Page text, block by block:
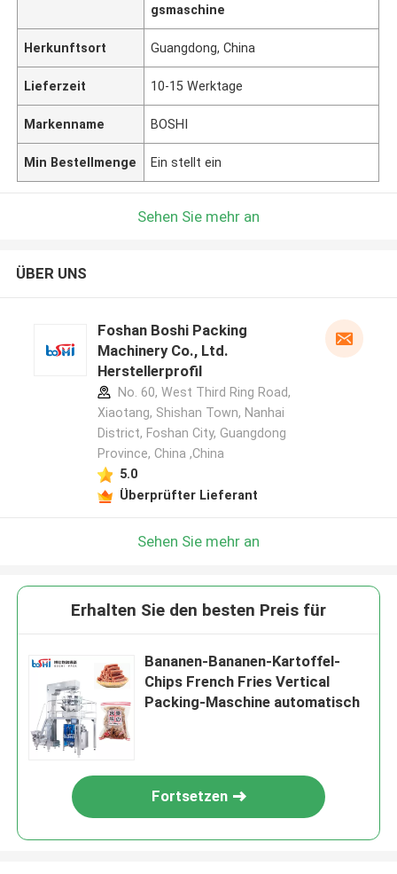
gsmaschine
Herkunftsort Guangdong, China
Lieferzeit 10-15 Werktage
Markenname BOSHI
Min Bestellmenge Ein stellt ein
Sehen Sie mehr an
ÜBER UNS
Foshan Boshi Packing
Machinery Co., Ltd.
Herstellerprofil
No. 60, West Third Ring Road,
Xiaotang, Shishan Town, Nanhai
District, Foshan City, Guangdong
Province, China ,China
5.0
Überprüfter Lieferant
Sehen Sie mehr an
Erhalten Sie den besten Preis für
Bananen-Bananen-Kartoffel-
Chips French Fries Vertical
Packing-Maschine automatisch
Fortsetzen